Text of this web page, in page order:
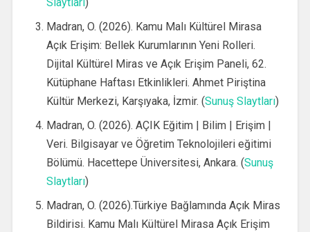
Madran, O. (2026). Kamu Malı Kültürel Mirasa
Açık Erişim: Bellek Kurumlarının Yeni Rolleri.
Dijital Kültürel Miras ve Açık Erişim Paneli, 62.
Kütüphane Haftası Etkinlikleri. Ahmet Piriştina
Kültür Merkezi, Karşıyaka, İzmir. (Sunuş Slaytları)
Madran, O. (2026). AÇIK Eğitim | Bilim | Erişim |
Veri. Bilgisayar ve Öğretim Teknolojileri eğitimi
Bölümü. Hacettepe Üniversitesi, Ankara. (Sunuş
Slaytları)
Madran, O. (2026).Türkiye Bağlamında Açık Miras
Bildirisi. Kamu Malı Kültürel Mirasa Açık Erişim